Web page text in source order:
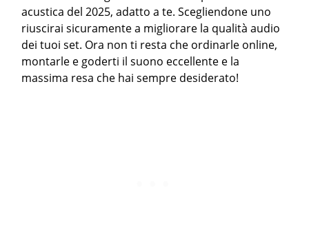
acustica del 2025, adatto a te. Scegliendone uno
riuscirai sicuramente a migliorare la qualità audio
dei tuoi set. Ora non ti resta che ordinarle online,
montarle e goderti il suono eccellente e la
massima resa che hai sempre desiderato!